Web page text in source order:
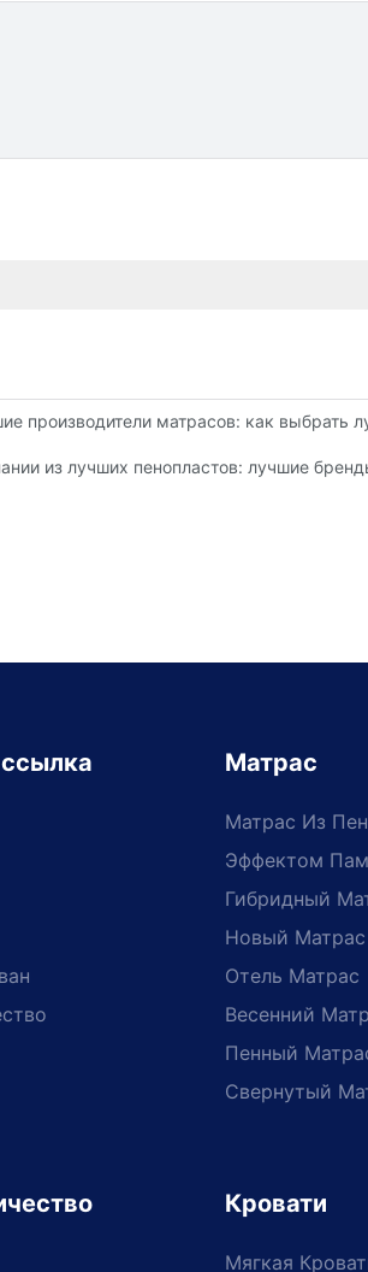
кроватей и подушек
производители матрасов: как выбрать
сна
из лучших пенопластов: лучшие
Матрас
Матрас Из
Эффектом
Гибридный
Новый Матрас
Отель Матрас
Весенний
Пенный
Свернутый
Кровати
Мягкая